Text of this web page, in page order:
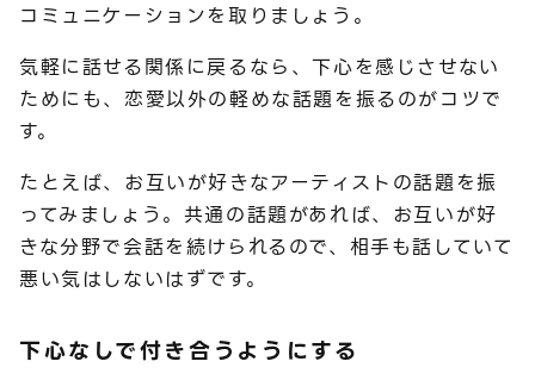
コミュニケーションを取りましょう。
気軽に話せる関係に戻るなら、下心を感じさせない
ためにも、恋愛以外の軽めな話題を振るのがコツで
す。
たとえば、お互いが好きなアーティストの話題を振
ってみましょう。共通の話題があれば、お互いが好
きな分野で会話を続けられるので、相手も話していて
悪い気はしないはずです。
下心なしで付き合うようにする